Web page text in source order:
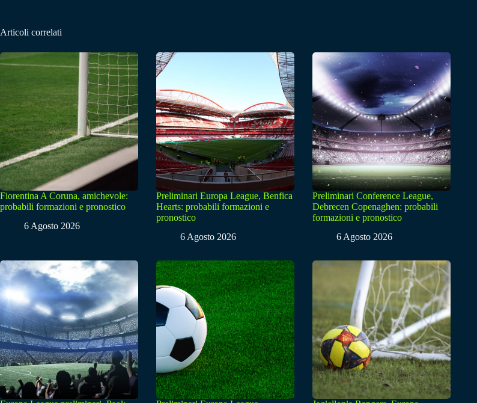
Articoli correlati
Fiorentina A Coruna, amichevole:
probabili formazioni e pronostico
6 Agosto 2026
Preliminari Europa League, Benfica
Hearts: probabili formazioni e
pronostico
6 Agosto 2026
Preliminari Conference League,
Debrecen Copenaghen: probabili
formazioni e pronostico
6 Agosto 2026